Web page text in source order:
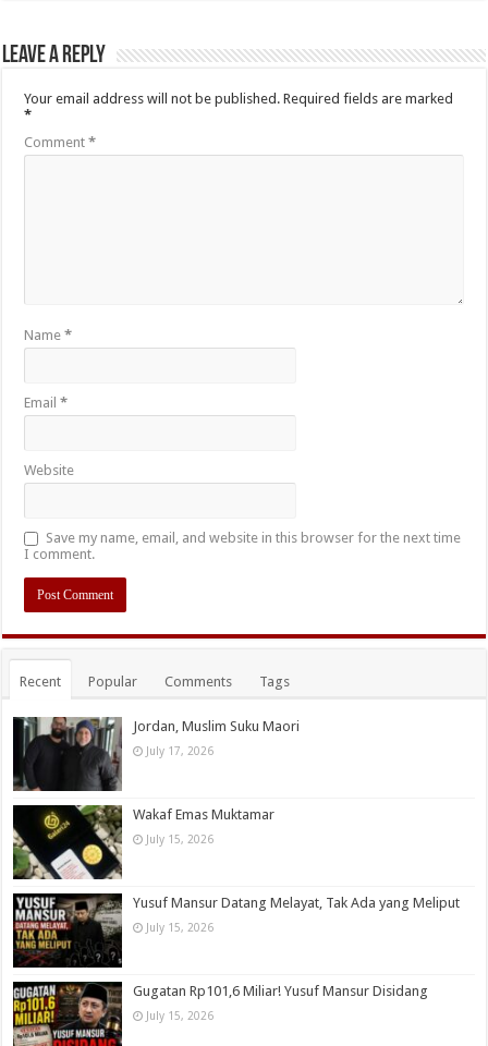
Leave a Reply
Your email address will not be published. Required fields are marked
*
Comment*
Name*
Email*
Website
Save my name, email, and website in this browser for the next time
I comment.
Recent Popular Comments Tags
Jordan, Muslim Suku Maori
July 17, 2026
Wakaf Emas Muktamar
July 15, 2026
Yusuf Mansur Datang Melayat, Tak Ada yang Meliput
July 15, 2026
Gugatan Rp101,6 Miliar! Yusuf Mansur Disidang
July 15, 2026